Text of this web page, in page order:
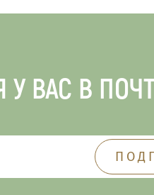
ВАС В